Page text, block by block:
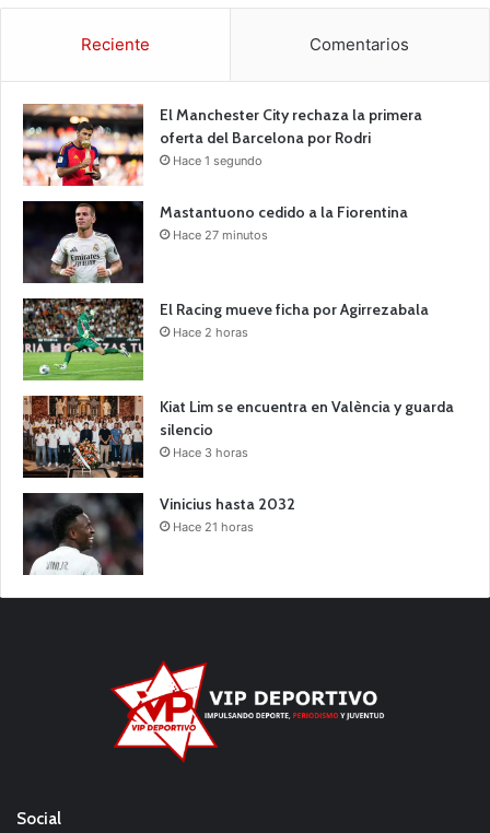
Reciente Comentarios
El Manchester City rechaza la primera
oferta del Barcelona por Rodri
Hace 1 segundo
Mastantuono cedido a la Fiorentina
Hace 27 minutos
El Racing mueve ficha por Agirrezabala
Hace 2 horas
Kiat Lim se encuentra en València y guarda
silencio
Hace 3 horas
Vinicius hasta 2032
Hace 21 horas
Social